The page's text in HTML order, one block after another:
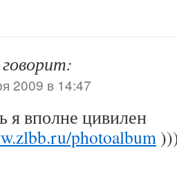
говорит:
2009 в 14:47
я вполне цивилен
photoalbum